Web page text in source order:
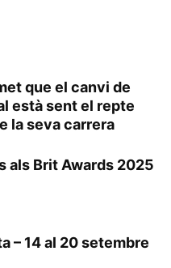
que el canvi de
està sent el repte
la seva carrera
als Brit Awards 2025
– 14 al 20 setembre